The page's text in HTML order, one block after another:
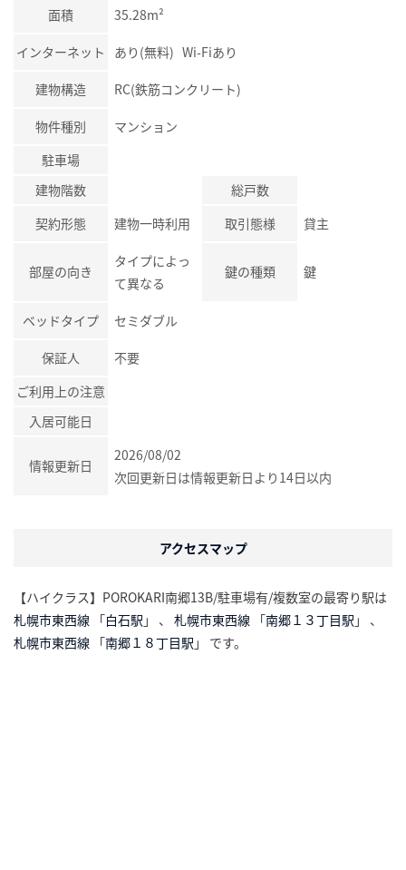
面積 35.28m²
インターネット あり(無料) Wi-Fiあり
建物構造 RC(鉄筋コンクリート)
物件種別
マンション
駐車場
建物階数
総戸数
契約形態
建物一時利用 取引態様 貸主
部屋の向き
タイプによっ
て異なる
鍵の種類 鍵
ベッドタイプ セミダブル
保証人
不要
ご利用上の注意
入居可能日
情報更新日
2026/08/02
次回更新日は情報更新日より14日以内
アクセスマップ
【ハイクラス】POROKARI南郷13B/駐車場有/複数室の最寄り駅は
札幌市東西線 「白石駅 」 、 札幌市東西線 「南郷１３丁目駅 」 、
札幌市東西線 「南郷１８丁目駅 」 です。